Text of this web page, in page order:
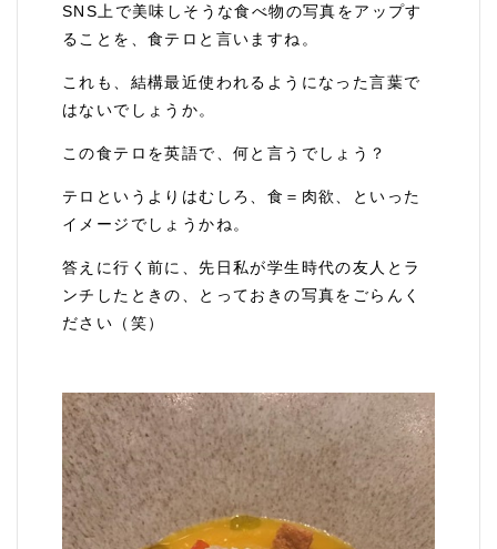
SNS上で美味しそうな食べ物の写真をアップす
ることを、食テロと言いますね。
これも、結構最近使われるようになった言葉で
はないでしょうか。
この食テロを英語で、何と言うでしょう？
テロというよりはむしろ、食＝肉欲、といった
イメージでしょうかね。
答えに行く前に、先日私が学生時代の友人とラ
ンチしたときの、とっておきの写真をごらんく
ださい（笑）